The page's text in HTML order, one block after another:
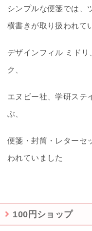
シンプルな便箋では、
横書きが取り扱われて
デザインフィル ミド
ク、
エヌビー社、学研ステ
ぶ、
便箋・封筒・レターセ
われていました
100円ショップ